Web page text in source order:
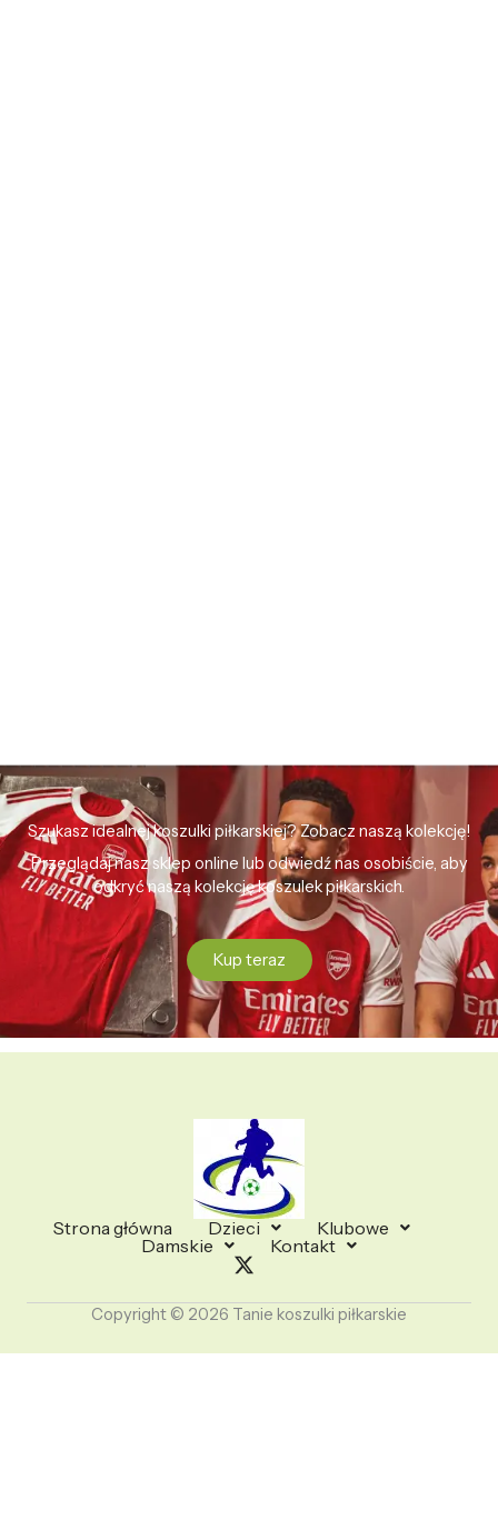
Szukasz idealnej koszulki piłkarskiej? Zobacz naszą kolekcję!
Przeglądaj nasz sklep online lub odwiedź nas osobiście, aby
odkryć naszą kolekcję koszulek piłkarskich.
Kup teraz
Strona główna Dzieci
Klubowe
Damskie
Kontakt
Copyright © 2026 Tanie koszulki piłkarskie